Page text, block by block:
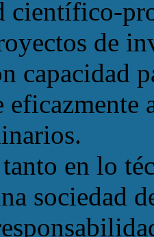
científico-
de
capacidad
eficazmente
en lo
sociedad